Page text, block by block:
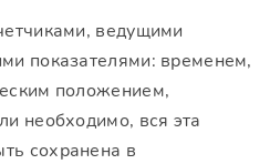
ведущими
показателями: временем,
положением,
необходимо, вся эта
сохранена в